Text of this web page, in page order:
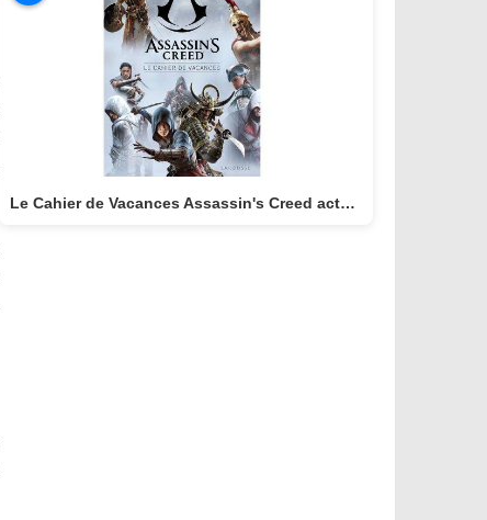
Le Cahier de Vacances Assassin's Creed actuellement disponible